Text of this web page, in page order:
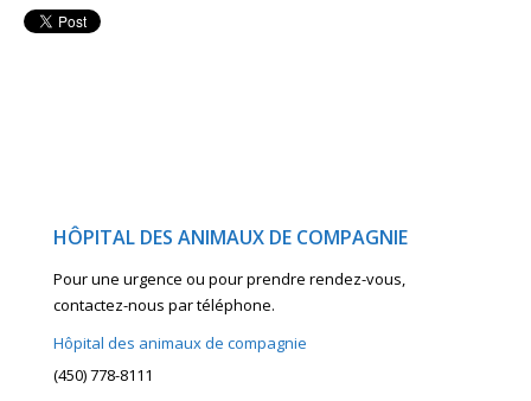
HÔPITAL DES ANIMAUX DE COMPAGNIE
Pour une urgence ou pour prendre rendez-vous,
contactez-nous par téléphone.
Hôpital des animaux de compagnie
(450) 778-8111